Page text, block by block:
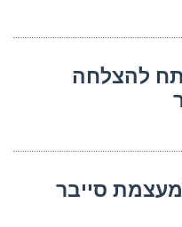
להצלחה
סייבר